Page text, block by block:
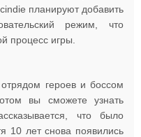
планируют добавить
режим, что
процесс игры.
героев и боссом
вы сможете узнать
что было
10 лет снова появились